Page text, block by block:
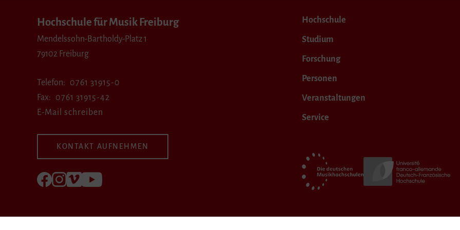
Hochschule für Musik Freiburg
Mendelssohn-Bartholdy-Platz 1
79102 Freiburg
Telefon
0761 31915-0
Fax
0761 31915-42
E-Mail schreiben
KONTAKT AUFNEHMEN
Folgen Sie uns auf Facebook
Folgen Sie uns auf Instagram
Besuchen Sie uns bei Vimeo
Besuchen Sie uns bei youtube
Hochschule
Studium
Forschung
Personen
Veranstaltungen
Service